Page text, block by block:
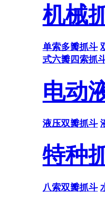
机械
单索多瓣抓斗
式六瓣四索抓
电动
液压双瓣抓斗
特种
八索双瓣抓斗